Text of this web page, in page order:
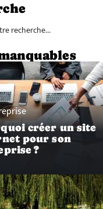
créer un site
pour son
?